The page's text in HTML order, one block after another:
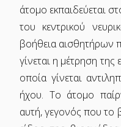
άτομο εκπαιδεύεται
του κεντρικού
βοήθεια αισθητήρων
γίνεται η μέτρηση της
οποία γίνεται
ήχου. Το άτομο
αυτή, γεγονός που το